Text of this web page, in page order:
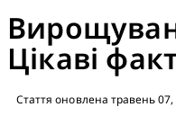
Цікаві
Стаття оновлена травень